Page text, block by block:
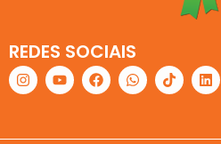
REDES SOCIAIS